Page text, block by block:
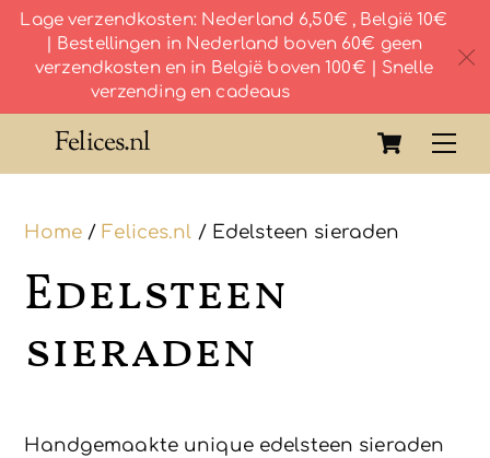
Lage verzendkosten: Nederland 6,50€ , België 10€
| Bestellingen in Nederland boven 60€ geen
verzendkosten en in België boven 100€ | Snelle
verzending en cadeaus
c
Cart
Felices.nl
Home/ Felices.nl / Edelsteen sieraden
Edelsteen
sieraden
Handgemaakte unique edelsteen sieraden